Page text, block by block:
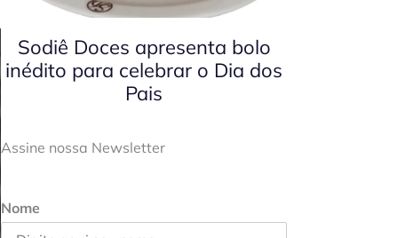
Sodiê Doces apresenta bolo
inédito para celebrar o Dia dos
Pais
Assine nossa Newsletter
Nome